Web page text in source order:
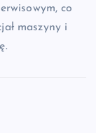
co
maszyny i